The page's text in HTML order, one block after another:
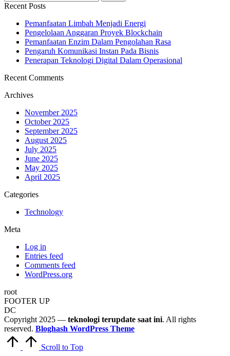
Recent Posts
Pemanfaatan Limbah Menjadi Energi
Pengelolaan Anggaran Proyek Blockchain
Pemanfaatan Enzim Dalam Pengolahan Rasa
Pengaruh Komunikasi Instan Pada Bisnis
Penerapan Teknologi Digital Dalam Operasional
Recent Comments
Archives
November 2025
October 2025
September 2025
August 2025
July 2025
June 2025
May 2025
April 2025
Categories
Technology
Meta
Log in
Entries feed
Comments feed
WordPress.org
root
FOOTER UP
DC
Copyright 2025 — teknologi terupdate saat ini. All rights
reserved. Bloghash WordPress Theme
Scroll to Top